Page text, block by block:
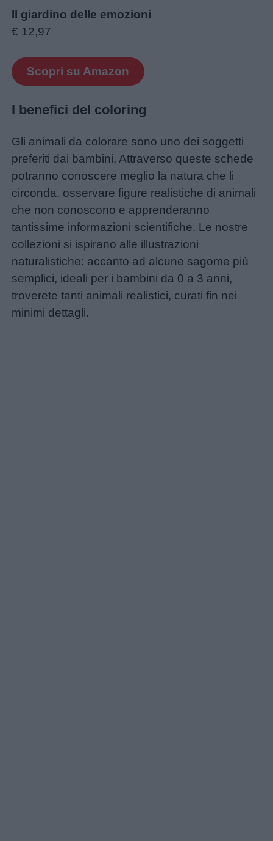
Il giardino delle emozioni
€ 12,97
Scopri su Amazon
I benefici del coloring
Gli animali da colorare sono uno dei soggetti
preferiti dai bambini. Attraverso queste schede
potranno conoscere meglio la natura che li
circonda, osservare figure realistiche di animali
che non conoscono e apprenderanno
tantissime informazioni scientifiche. Le nostre
collezioni si ispirano alle illustrazioni
naturalistiche: accanto ad alcune sagome più
semplici, ideali per i bambini da 0 a 3 anni,
troverete tanti animali realistici, curati fin nei
minimi dettagli.